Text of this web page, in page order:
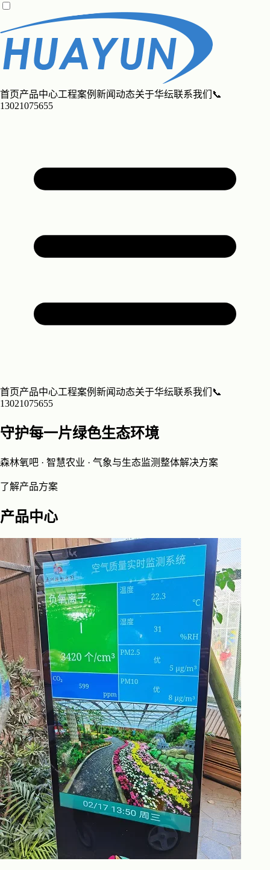
首页产品中心工程案例 新闻动态关于华纭联系我们 📞
13021075655
首页产品中心工程案例 新闻动态关于华纭联系我们 📞
13021075655
守护每一片绿色生态环境
森林氧吧 · 智慧农业 · 气象与生态监测整体解决方案
了解产品方案
产品中心